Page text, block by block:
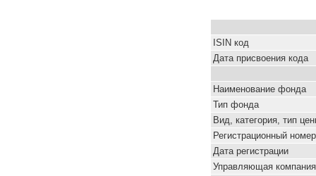
ISIN код
Дата присвоения кода
Наименование фонда
Тип фонда
Вид, категория, тип
Регистрационный номер
Дата регистрации
Управляющая компания